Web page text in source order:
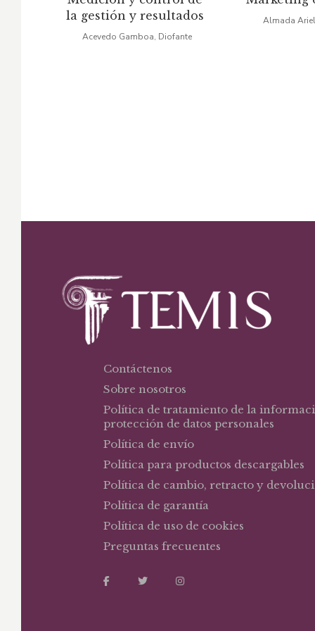
la gestión y resultados
Acevedo Gamboa, Diofante
Almada
Contáctenos
Sobre nosotros
Política de tratamiento de la
protección de datos personales
Política de envío
Política para productos descargables
Política de cambio, retracto y
Política de garantía
Política de uso de cookies
Preguntas frecuentes